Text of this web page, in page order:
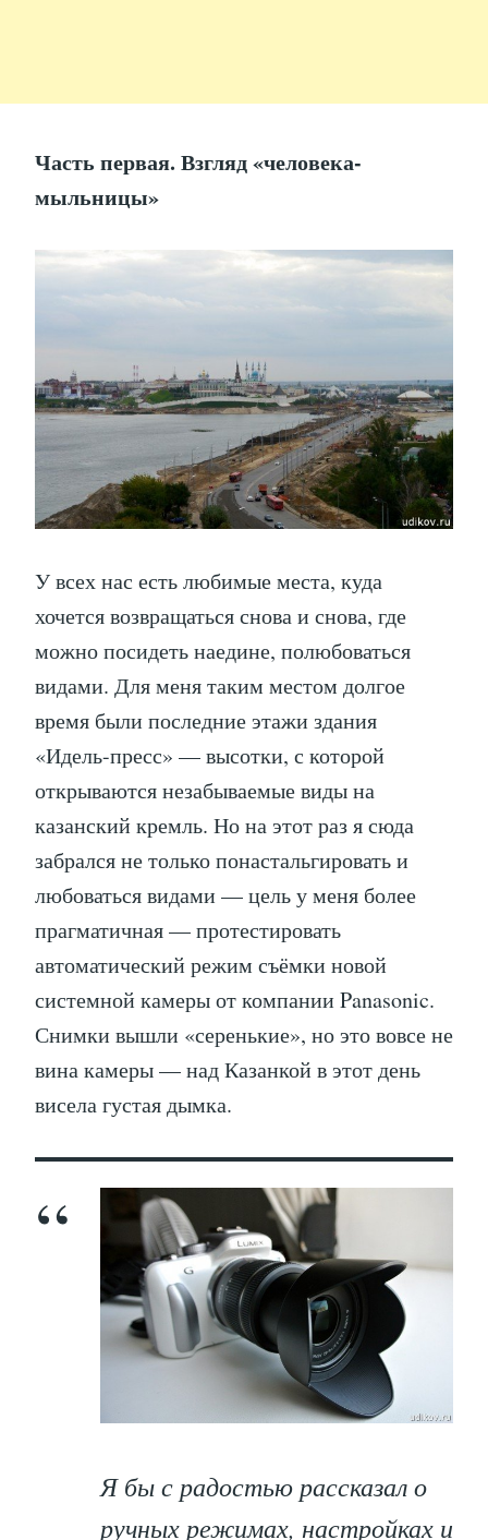
Часть первая. Взгляд «человека-
мыльницы»
У всех нас есть любимые места, куда
хочется возвращаться снова и снова, где
можно посидеть наедине, полюбоваться
видами. Для меня таким местом долгое
время были последние этажи здания
«Идель-пресс» — высотки, с которой
открываются незабываемые виды на
казанский кремль. Но на этот раз я сюда
забрался не только понастальгировать и
любоваться видами — цель у меня более
прагматичная — протестировать
автоматический режим съёмки новой
системной камеры от компании Panasonic.
Снимки вышли «серенькие», но это вовсе не
вина камеры — над Казанкой в этот день
висела густая дымка.
Я бы с радостью рассказал о
ручных режимах, настройках и